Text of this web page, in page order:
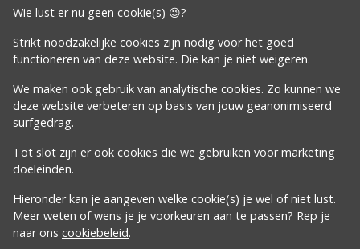
Wie lust er nu geen cookie(s) 😉?
Strikt noodzakelijke cookies zijn nodig voor het goed
functioneren van deze website. Die kan je niet weigeren.
We maken ook gebruik van analytische cookies. Zo kunnen we
deze website verbeteren op basis van jouw geanonimiseerd
surfgedrag.
Tot slot zijn er ook cookies die we gebruiken voor marketing
doeleinden.
Hieronder kan je aangeven welke cookie(s) je wel of niet lust.
Meer weten of wens je je voorkeuren aan te passen? Rep je
naar ons cookiebeleid.
Algemene voorwaarden
Cookiebeleid
Proclaimer
Volg ons